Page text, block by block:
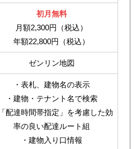
初月無料
月額2,300円（税込）
年額22,800円（税込）
ゼンリン地図
・表札、建物名の表示
・建物・テナント名で検索
配達時間帯指定」を考慮した効
率の良い配達ルート組
・建物入り口情報